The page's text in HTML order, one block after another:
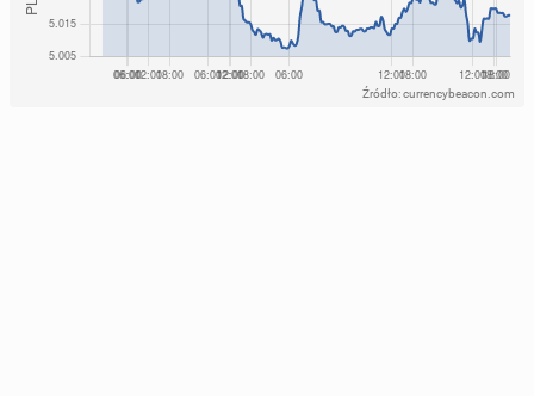
Źródło: currencybeacon.com